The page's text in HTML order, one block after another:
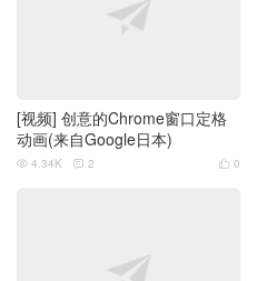
[视频] 创意的Chrome窗口定格
动画(来自Google日本)
 0
 4.34K  2